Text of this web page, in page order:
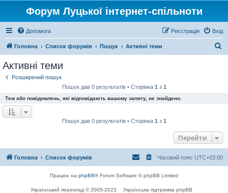
Форум Луцької інтернет-спільноти
Допомога Вхід
Реєстрація
Головна Список форумів Пошук Активні теми
Активні теми
Розширений пошук
Пошук дав 0 результатів • Сторінка 1 з 1
Тем або повідомлень, які відповідають вашому запиту, не знайдено.
Пошук дав 0 результатів • Сторінка 1 з 1
Перейти
Головна Список форумів Часовий пояс UTC+03:00
Працює на phpBB® Forum Software © phpBB Limited
Український переклад © 2005-2023 Українська підтримка phpBB